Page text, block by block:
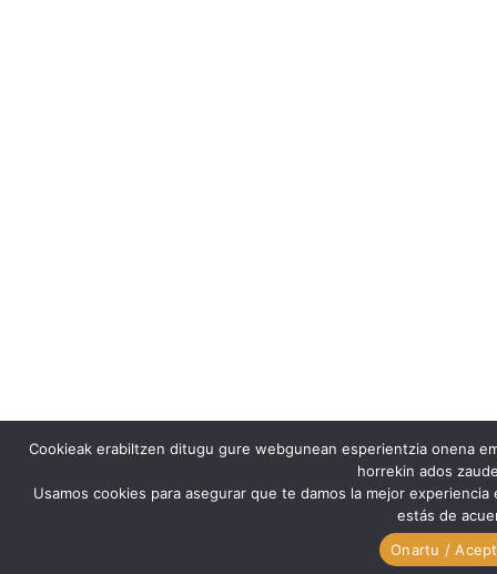
Cookieak erabiltzen ditugu gure webgunean esperientzia onena
horrekin ados
Usamos cookies para asegurar que te damos la mejor
estás de
Onartu /